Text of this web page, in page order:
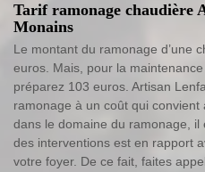
Tarif ramonage chaudière
Monains
Le montant du ramonage d’une
euros. Mais, pour la
préparez 103 euros. Artisan
ramonage à un coût qui
dans le domaine du ramonage,
des interventions est en rapport
votre foyer. De ce fait, faites